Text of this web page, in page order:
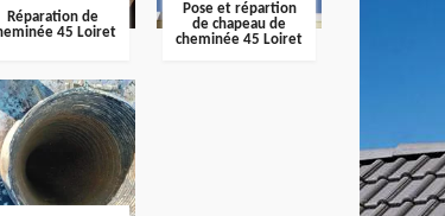
Réparation de
45 Loiret
Pose et répartion
de chapeau de
cheminée 45 Loiret